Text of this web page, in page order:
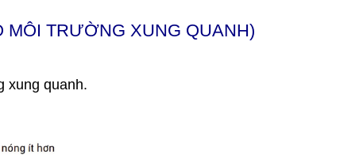
TRƯỜNG XUNG QUANH)
xung quanh.